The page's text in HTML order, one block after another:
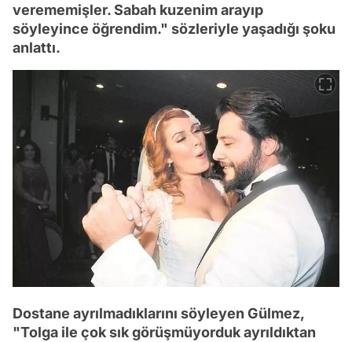
verememişler. Sabah kuzenim arayıp
söyleyince öğrendim." sözleriyle yaşadığı şoku
anlattı.
Dostane ayrılmadıklarını söyleyen Gülmez,
"Tolga ile çok sık görüşmüyorduk ayrıldıktan